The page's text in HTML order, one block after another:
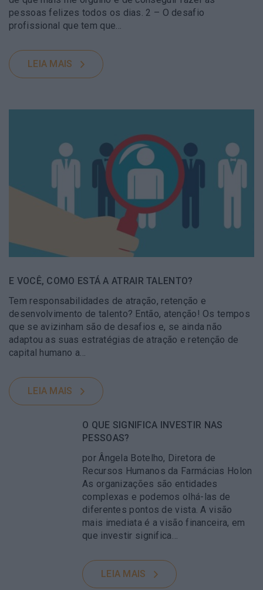
pessoas felizes todos os dias. 2 – O desafio
profissional que tem que…
LEIA MAIS
E VOCÊ, COMO ESTÁ A ATRAIR TALENTO?
Tem responsabilidades de atração, retenção e
desenvolvimento de talento? Então, atenção! Os tempos
que se avizinham são de desafios e, se ainda não
adaptou as suas estratégias de atração e retenção de
capital humano a…
LEIA MAIS
O QUE SIGNIFICA INVESTIR NAS
PESSOAS?
por Ângela Botelho, Diretora de
Recursos Humanos da Farmácias Holon
As organizações são entidades
complexas e podemos olhá-las de
diferentes pontos de vista. A visão
mais imediata é a visão financeira, em
que investir significa…
LEIA MAIS